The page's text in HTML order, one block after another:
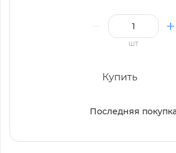
шт
Купить
Последняя